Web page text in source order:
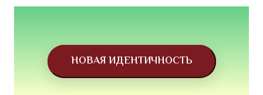
НОВАЯ ИДЕНТИЧНОСТЬ